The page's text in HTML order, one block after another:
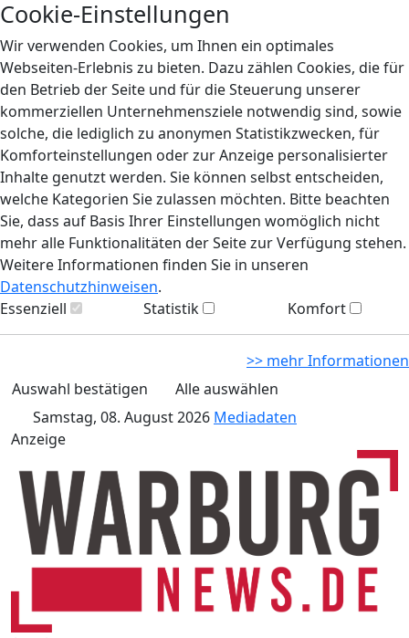
Cookie-Einstellungen
Wir verwenden Cookies, um Ihnen ein optimales
Webseiten-Erlebnis zu bieten. Dazu zählen Cookies, die für
den Betrieb der Seite und für die Steuerung unserer
kommerziellen Unternehmensziele notwendig sind, sowie
solche, die lediglich zu anonymen Statistikzwecken, für
Komforteinstellungen oder zur Anzeige personalisierter
Inhalte genutzt werden. Sie können selbst entscheiden,
welche Kategorien Sie zulassen möchten. Bitte beachten
Sie, dass auf Basis Ihrer Einstellungen womöglich nicht
mehr alle Funktionalitäten der Seite zur Verfügung stehen.
Weitere Informationen finden Sie in unseren
Datenschutzhinweisen.
Essenziell
Statistik Komfort
>> mehr Informationen
Auswahl bestätigen
Alle auswählen
Samstag, 08. August 2026 Mediadaten
Anzeige